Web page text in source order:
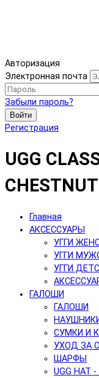
Авторизация
Электронная почта
Забыли пароль?
Войти
Регистрация
UGG
CHESTNUT
Главная
АКСЕССУАРЫ
УГГИ
УГГИ
УГГИ
ГАЛОШИ
ГАЛОШИ
НАУШНИКИ
СУМКИ И
УХОД ЗА
ШАРФЫ
UGG HAT